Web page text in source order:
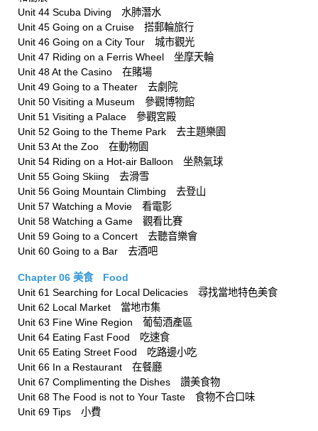
Unit 44 Scuba Diving 水肺潛水
Unit 45 Going on a Cruise 搭郵輪旅行
Unit 46 Going on a City Tour 城市觀光
Unit 47 Riding on a Ferris Wheel 坐摩天輪
Unit 48 At the Casino 在賭場
Unit 49 Going to a Theater 去劇院
Unit 50 Visiting a Museum 參觀博物館
Unit 51 Visiting a Palace 參觀宮殿
Unit 52 Going to the Theme Park 去主題樂園
Unit 53 At the Zoo 在動物園
Unit 54 Riding on a Hot-air Balloon 坐熱氣球
Unit 55 Going Skiing 去滑雪
Unit 56 Going Mountain Climbing 去登山
Unit 57 Watching a Movie 看電影
Unit 58 Watching a Game 觀看比賽
Unit 59 Going to a Concert 去聽音樂會
Unit 60 Going to a Bar 去酒吧
Chapter 06 美食 Food
Unit 61 Searching for Local Delicacies 尋找當地特色美食
Unit 62 Local Market 當地市集
Unit 63 Fine Wine Region 葡萄酒產區
Unit 64 Eating Fast Food 吃速食
Unit 65 Eating Street Food 吃路邊小吃
Unit 66 In a Restaurant 在餐廳
Unit 67 Complimenting the Dishes 讚美食物
Unit 68 The Food is not to Your Taste 食物不合口味
Unit 69 Tips 小費